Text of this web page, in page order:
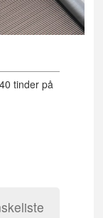
tinder på